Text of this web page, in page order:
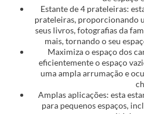
Estante de 4 prateleiras:
prateleiras, proporcionando
seus livros, fotografias da
mais, tornando o seu
Maximiza o espaço dos
eficientemente o espaço
uma ampla arrumação e
Amplas aplicações: esta
para pequenos espaços,